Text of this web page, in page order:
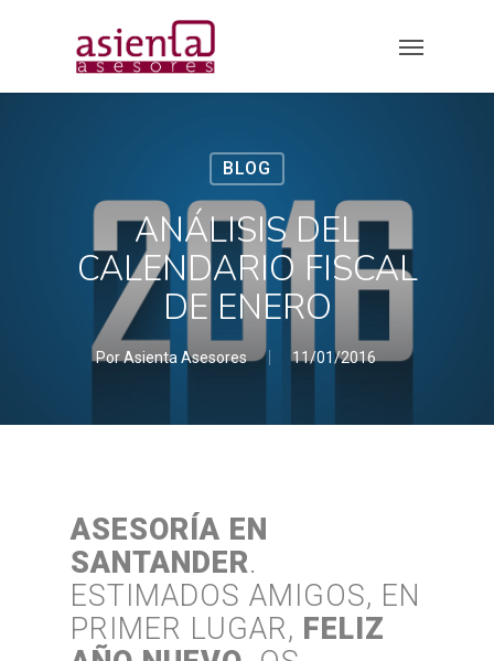
BLOG
ANÁLISIS DEL
CALENDARIO FISCAL
DE ENERO
PorAsienta Asesores 11/01/2016
ASESORÍA EN
SANTANDER.
ESTIMADOS AMIGOS, EN
PRIMER LUGAR, FELIZ